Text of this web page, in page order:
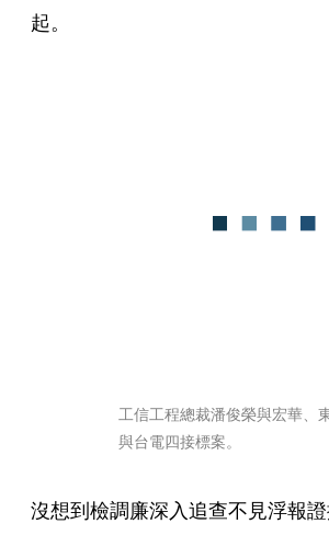
起。
工信工程總裁潘俊榮與宏華、
與台電四接標案。
沒想到檢調廉深入追查不見浮報